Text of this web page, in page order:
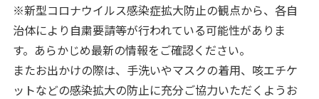
※新型コロナウイルス感染症拡大防止の観点から、各自
治体により自粛要請等が行われている可能性がありま
す。あらかじめ最新の情報をご確認ください。
またお出かけの際は、手洗いやマスクの着用、咳エチケ
ットなどの感染拡大の防止に充分ご協力いただくようお